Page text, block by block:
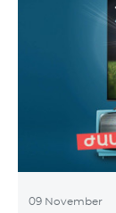
09 November